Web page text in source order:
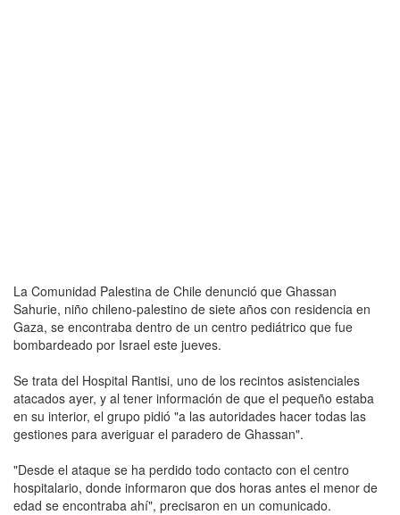
La Comunidad Palestina de Chile denunció que Ghassan
Sahurie, niño chileno-palestino de siete años con residencia en
Gaza, se encontraba dentro de un centro pediátrico que fue
bombardeado por Israel este jueves.
Se trata del Hospital Rantisi, uno de los recintos asistenciales
atacados ayer, y al tener información de que el pequeño estaba
en su interior, el grupo pidió "a las autoridades hacer todas las
gestiones para averiguar el paradero de Ghassan".
"Desde el ataque se ha perdido todo contacto con el centro
hospitalario, donde informaron que dos horas antes el menor de
edad se encontraba ahí", precisaron en un comunicado.